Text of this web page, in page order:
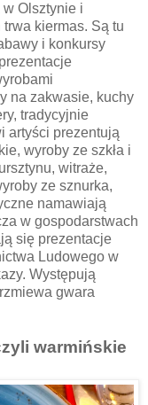
w Olsztynie i
kiermas. Są tu
i konkursy
na zakwasie, kuchy
tradycyjnie
artyści prezentują
wyroby ze szkła i
witraże,
ze sznurka,
namawiają
w gospodarstwach
się prezentacje
Ludowego w
Występują
gwara
warmińskie